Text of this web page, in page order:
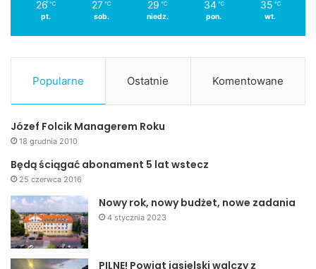
26 ℃
pt.
27 ℃
sob.
29 ℃
niedz.
34 ℃
pon.
35 ℃
wt.
Popularne Ostatnie Komentowane
Józef Folcik Managerem Roku
18 grudnia 2010
Będą ściągać abonament 5 lat wstecz
25 czerwca 2016
Nowy rok, nowy budżet, nowe zadania
4 stycznia 2023
PILNE! Powiat jasielski walczy z